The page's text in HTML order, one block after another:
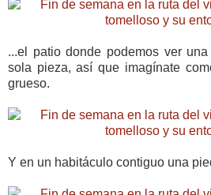
...el patio donde podemos ver
sola pieza, así que imagínate
grueso.
Y en un habitáculo contiguo una